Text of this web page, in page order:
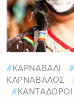
ΚΑΡΝΑΒΑΛΙ
ΚΑΡΝΑΒΑΛΟΣ
ΚΑΝΤΑΔΟΡΟΙ